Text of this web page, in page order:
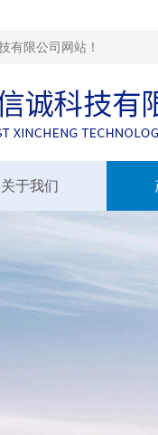
有限公司网站！
关于我们